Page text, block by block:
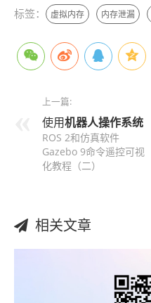
标签： 虚拟内存 内存泄漏
上一篇:
使用机器人操作系统
ROS 2和仿真软件
Gazebo 9命令遥控可视
化教程（二）
相关文章